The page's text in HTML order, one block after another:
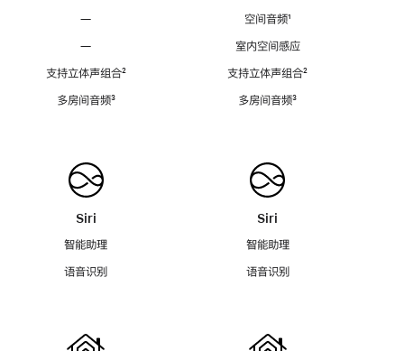
—
—
支持立体声组合脚
²
多房间音频脚
³
Siri
智能助理
语音识别
空间音频脚
¹
室内空间感应
支持立体声组合脚
²
多房间音频脚
³
Siri
智能助理
语音识别